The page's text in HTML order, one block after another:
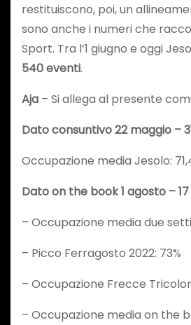
restituiscono, poi, un
sono anche i numeri che
Sport. Tra l’1 giugno e oggi
540 eventi.
Aja – Si allega al presente
Dato consuntivo 22 maggio –
Occupazione media Jesolo:
Dato on the book 1 agosto –
– Occupazione media due
– Picco Ferragosto 2022: 73%
– Occupazione Frecce
– Occupazione media on the